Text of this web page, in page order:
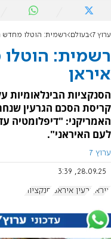
ערוץ 7 בעולם רשמית: הוטלו מחדש
רשמית:
איראן
הסנקציות הבינלאומיות
האמריקני: "דיפלומטיה
לעם האיראני".
ערוץ 7
28.09.25, 3:39
איראן גרעין איראני סנקציות